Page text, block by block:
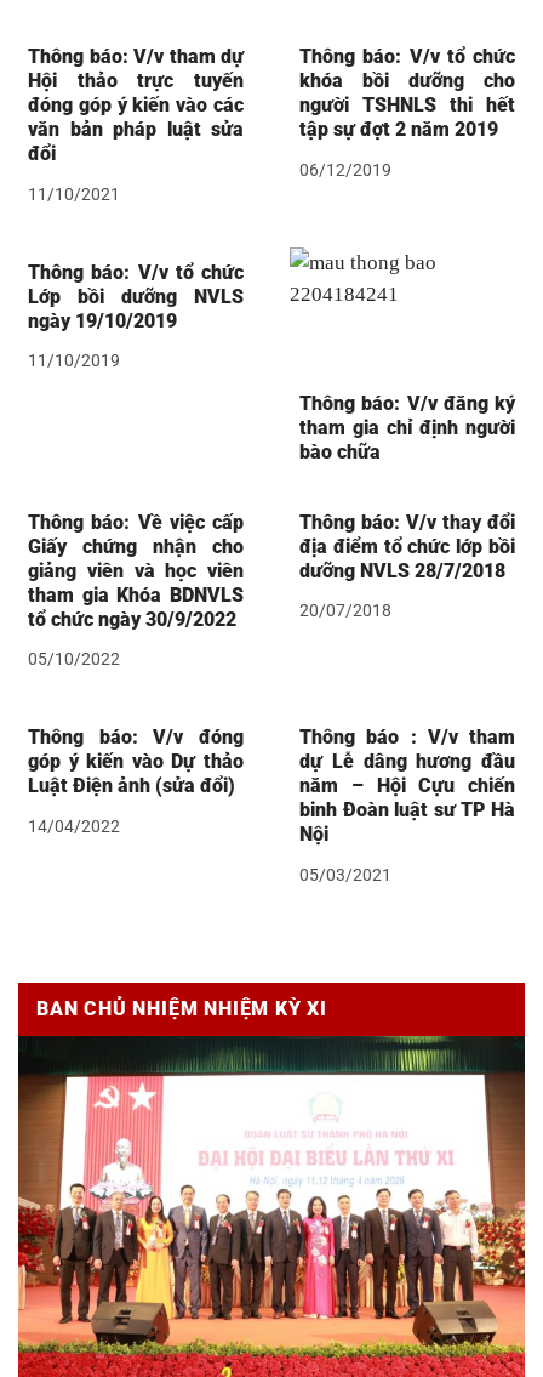
Thông báo: V/v tham dự
Hội thảo trực tuyến
đóng góp ý kiến vào các
văn bản pháp luật sửa
đổi
11/10/2021
Thông báo: V/v tổ chức
khóa bồi dưỡng cho
người TSHNLS thi hết
tập sự đợt 2 năm 2019
06/12/2019
Thông báo: V/v tổ chức
Lớp bồi dưỡng NVLS
ngày 19/10/2019
11/10/2019
Thông báo: V/v đăng ký
tham gia chỉ định người
bào chữa
Thông báo: Về việc cấp
Giấy chứng nhận cho
giảng viên và học viên
tham gia Khóa BDNVLS
tổ chức ngày 30/9/2022
05/10/2022
Thông báo: V/v thay đổi
địa điểm tổ chức lớp bồi
dưỡng NVLS 28/7/2018
20/07/2018
Thông báo: V/v đóng
góp ý kiến vào Dự thảo
Luật Điện ảnh (sửa đổi)
14/04/2022
Thông báo : V/v tham
dự Lễ dâng hương đầu
năm – Hội Cựu chiến
binh Đoàn luật sư TP Hà
Nội
05/03/2021
BAN CHỦ NHIỆM NHIỆM KỲ XI